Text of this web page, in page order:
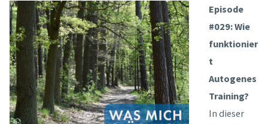
Episode
#029: Wie
funktionier
t
Autogenes
Training?
In dieser